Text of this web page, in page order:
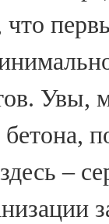
что
Увы,
бетона,
–